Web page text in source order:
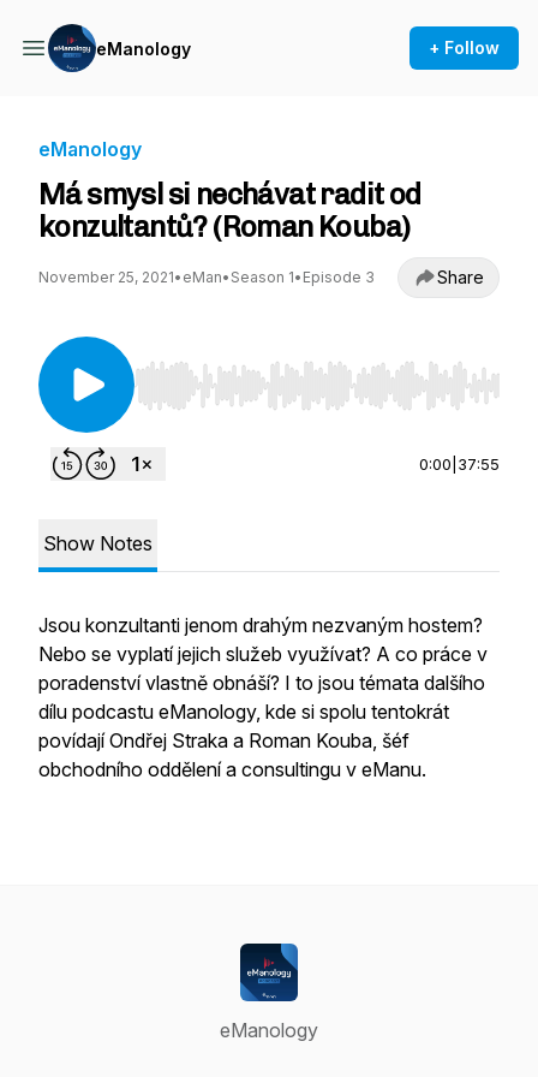
eManology + Follow
eManology
Má smysl si nechávat radit od
konzultantů? (Roman Kouba)
November 25, 2021• eMan• Season 1• Episode 3 Share
Use Left/Right to seek, Home/End to jump to
0:00 37:55
Show Notes
Jsou konzultanti jenom drahým nezvaným hostem?
Nebo se vyplatí jejich služeb využívat? A co práce v
poradenství vlastně obnáší? I to jsou témata dalšího
dílu podcastu eManology, kde si spolu tentokrát
povídají Ondřej Straka a Roman Kouba, šéf
obchodního oddělení a consultingu v eManu.
eManology